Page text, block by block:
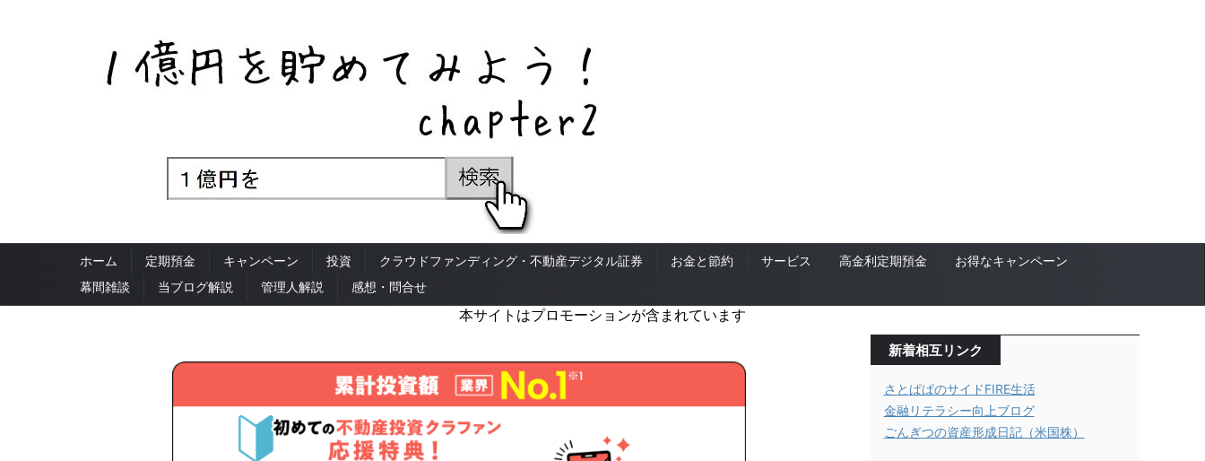
ホーム 定期預金 キャンペーン 投資 クラウドファンディング・不動産デジタル証券 お金と節約 サービス 高金利定期預金
お得なキャンペーン
幕間雑談
当ブログ解説 管理人解説 感想・問合せ
本サイトはプロモーションが含まれています
新着相互リンク
さとぱぱのサイドFIRE生活
金融リテラシー向上ブログ
ごんぎつの資産形成日記（米国株）